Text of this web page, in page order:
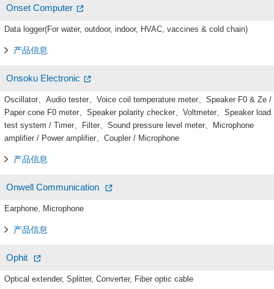
Onset Computer
Data logger(For water, outdoor, indoor, HVAC, vaccines & cold chain)
产品信息
Onsoku Electronic
Oscillator、Audio tester、Voice coil temperature meter、Speaker F0 & Ze /
Paper cone F0 meter、Speaker polarity checker、Voltmeter、Speaker load
test system / Timer、Filter、Sound pressure level meter、Microphone
amplifier / Power amplifier、Coupler / Microphone
产品信息
Onwell Communication
Earphone, Microphone
产品信息
Ophit
Optical extender, Splitter, Converter, Fiber optic cable